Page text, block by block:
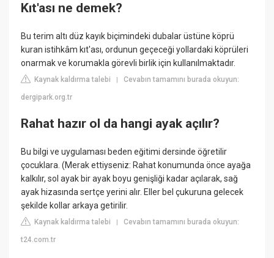
Kıt'ası ne demek?
Bu terim altı düz kayık biçimindeki dubalar üstüne köprü
kuran istihkâm kıt'ası, ordunun geçeceği yollardaki köprüleri
onarmak ve korumakla görevli birlik için kullanılmaktadır.
Kaynak kaldırma talebi |Cevabın tamamını burada okuyun:
dergipark.org.tr
Rahat hazır ol da hangi ayak açılır?
Bu bilgi ve uygulaması beden eğitimi dersinde öğretilir
çocuklara. (Merak ettiyseniz: Rahat konumunda önce ayağa
kalkılır, sol ayak bir ayak boyu genişliği kadar açılarak, sağ
ayak hizasında sertçe yerini alır. Eller bel çukuruna gelecek
şekilde kollar arkaya getirilir.
Kaynak kaldırma talebi |Cevabın tamamını burada okuyun:
t24.com.tr